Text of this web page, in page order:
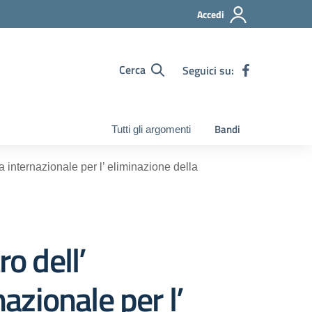
Accedi
Cerca Seguici su:
Tutti gli argomenti Bandi
internazionale per l’ eliminazione della
dell’
per l’